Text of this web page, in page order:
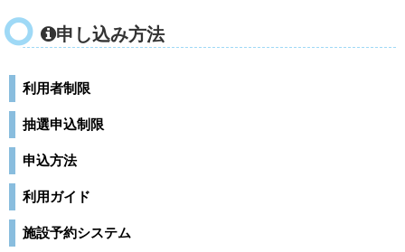
申し込み方法
利用者制限
抽選申込制限
申込方法
利用ガイド
施設予約システム